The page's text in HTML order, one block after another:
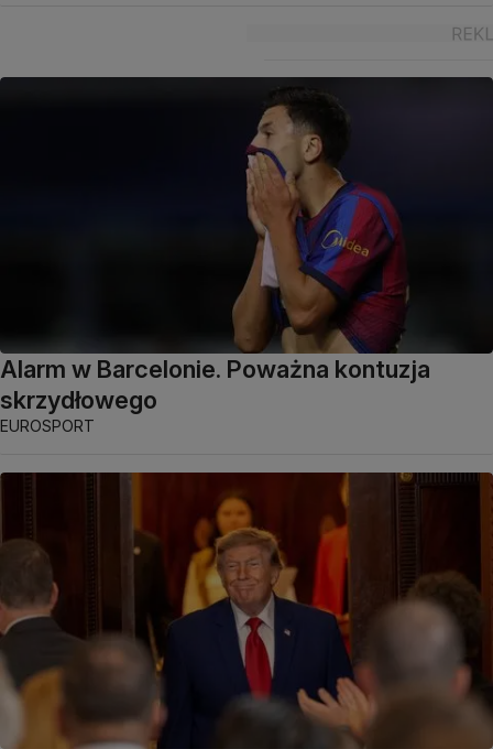
Alarm w Barcelonie. Poważna kontuzja
skrzydłowego
EUROSPORT